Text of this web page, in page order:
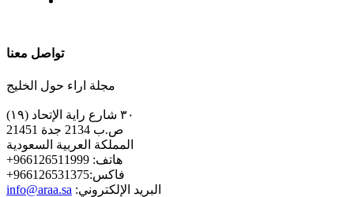
تواصل معنا
مجلة اراء حول الخليج
٣٠ شارع راية الإتحاد (١٩)
ص.ب 2134 جدة 21451
المملكة العربية السعودية
+هاتف: 966126511999
+فاكس:966126531375
info@araa.sa :البريد الإلكتروني